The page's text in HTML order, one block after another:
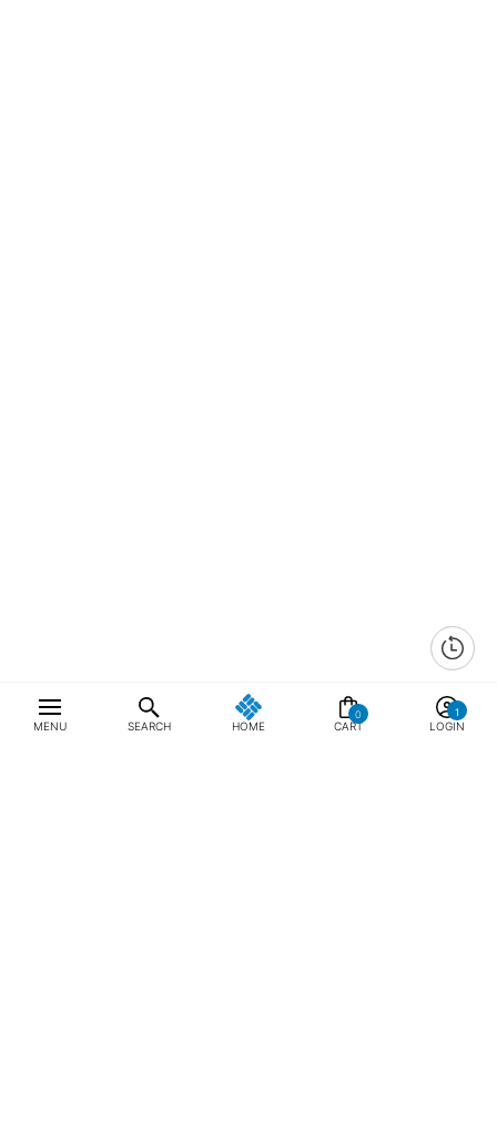
MENU SEARCH HOME
0
CART LOGIN